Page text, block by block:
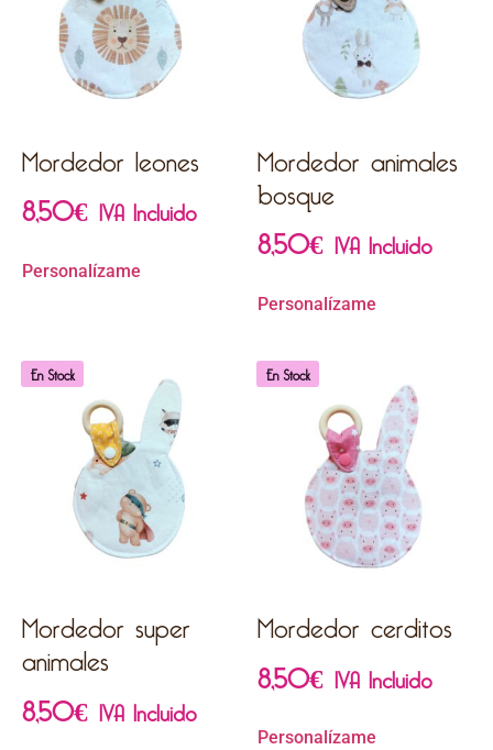
Mordedor leones
8,50€ IVA Incluido
Personalízame
Mordedor animales
bosque
8,50€ IVA Incluido
Personalízame
En Stock
Mordedor super
animales
8,50€ IVA Incluido
En Stock
Mordedor cerditos
8,50€ IVA Incluido
Personalízame